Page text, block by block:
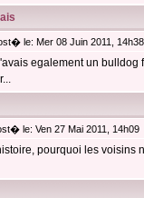
le: Mer 08 Juin 2011,
egalement un
le: Ven 27 Mai 2011,
pourquoi les voisins